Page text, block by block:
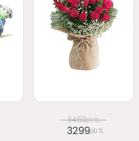
3459,00 TL
3299,00 TL